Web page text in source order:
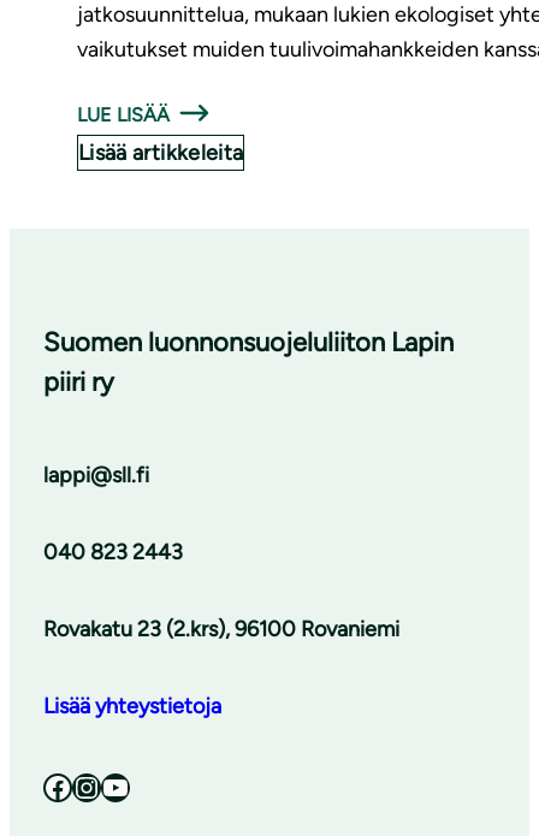
jatkosuunnittelua, mukaan lukien ekologiset
vaikutukset muiden tuulivoimahankkeiden
LUE LISÄÄ
Lisää artikkeleita
Suomen luonnonsuojeluliiton Lapin
piiri ry
lappi@sll.fi
040 823 2443
Rovakatu 23 (2.krs), 96100 Rovaniemi
Lisää yhteystietoja
Facebook InstagramYouTube